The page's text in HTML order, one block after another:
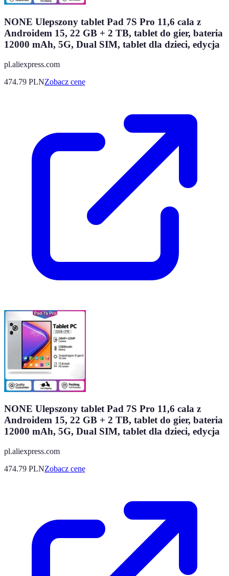
NONE Ulepszony tablet Pad 7S Pro 11,6 cala z
Androidem 15, 22 GB + 2 TB, tablet do gier, bateria
12000 mAh, 5G, Dual SIM, tablet dla dzieci, edycja
pl.aliexpress.com
474.79 PLNZobacz cenę
NONE Ulepszony tablet Pad 7S Pro 11,6 cala z
Androidem 15, 22 GB + 2 TB, tablet do gier, bateria
12000 mAh, 5G, Dual SIM, tablet dla dzieci, edycja
pl.aliexpress.com
474.79 PLNZobacz cenę